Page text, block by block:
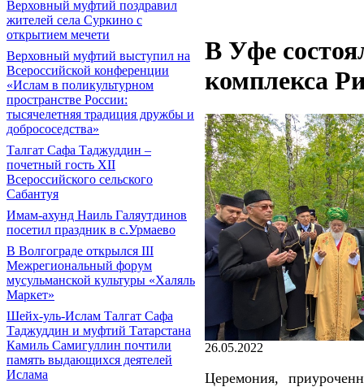
Верховный муфтий поздравил
жителей села Суркино с
открытием мечети
Верховный муфтий выступил на
Всероссийской конференции
«Ислам в поликультурном
пространстве России:
тысячелетняя традиция дружбы и
добрососедства»
Талгат Сафа Таджуддин –
почетный гость XII
Всероссийского сельского
Сабантуя
Имам-ахунд Наиль Галяутдинов
посетил праздник в с.Урмаево
В Волгограде открылся III
Межрегиональный форум
мусульманской культуры «Халяль
Маркет»
Шейх-уль-Ислам Талгат Сафа
Таджуддин и муфтий Татарстана
Камиль Самигуллин почтили
память выдающихся деятелей
Ислама
В Уфе
комплекса
26.05.2022
Церемония,